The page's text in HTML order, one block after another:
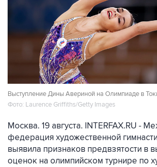
Выступление Дины Авериной на Олимпиаде в
Фото: Laurence Griffiths/Getty Images
Москва. 19 августа. INTERFAX.RU -
федерация художественной
выявила признаков предвзятости в
оценок на олимпийском турнире по